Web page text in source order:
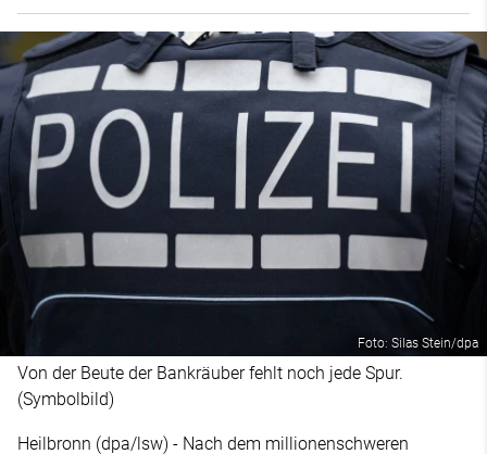
Foto: Silas Stein/dpa
Von der Beute der Bankräuber fehlt noch jede Spur.
(Symbolbild)
Heilbronn (dpa/lsw) - Nach dem millionenschweren